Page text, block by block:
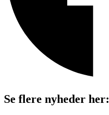
Se flere nyheder her: